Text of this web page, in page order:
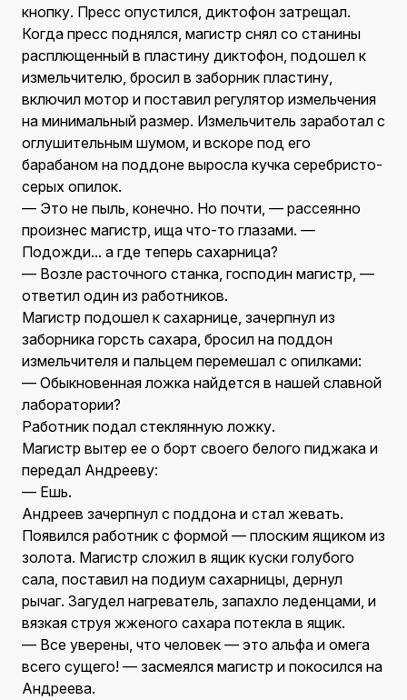
кнопку. Пресс опустился, диктофон затрещал.
Когда пресс поднялся, магистр снял со станины
расплющенный в пластину диктофон, подошел к
измельчителю, бросил в заборник пластину,
включил мотор и поставил регулятор измельчения
на минимальный размер. Измельчитель заработал с
оглушительным шумом, и вскоре под его
барабаном на поддоне выросла кучка серебристо-
серых опилок.
— Это не пыль, конечно. Но почти, — рассеянно
произнес магистр, ища что-то глазами. —
Подожди... а где теперь сахарница?
— Возле расточного станка, господин магистр, —
ответил один из работников.
Магистр подошел к сахарнице, зачерпнул из
заборника горсть сахара, бросил на поддон
измельчителя и пальцем перемешал с опилками:
— Обыкновенная ложка найдется в нашей славной
лаборатории?
Работник подал стеклянную ложку.
Магистр вытер ее о борт своего белого пиджака и
передал Андрееву:
— Ешь.
Андреев зачерпнул с поддона и стал жевать.
Появился работник с формой — плоским ящиком из
золота. Магистр сложил в ящик куски голубого
сала, поставил на подиум сахарницы, дернул
рычаг. Загудел нагреватель, запахло леденцами, и
вязкая струя жженого сахара потекла в ящик.
— Все уверены, что человек — это альфа и омега
всего сущего! — засмеялся магистр и покосился на
Андреева.